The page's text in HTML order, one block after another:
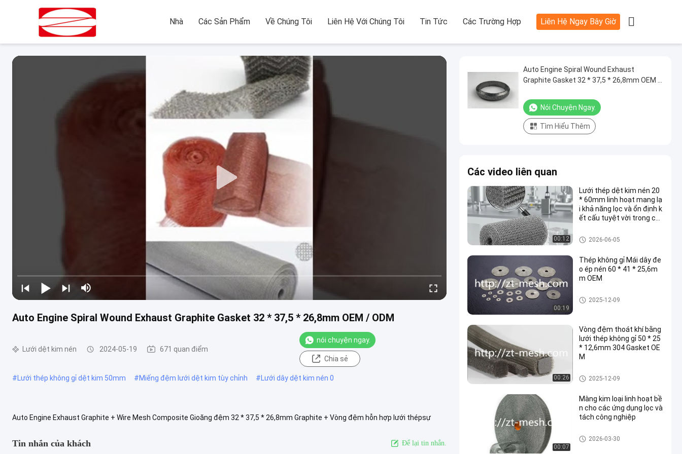
Nhà Các Sản Phẩm Về Chúng Tôi Liên Hệ Với Chúng Tôi Tin Tức Các Trường Hợp Liên Hệ Ngay Bây Giờ 
Auto Engine Spiral Wound Exhaust Graphite Gasket 32 ​​* 37,5 * 26,8mm OEM / ODM
Lưới dệt kim nén 2024-05-19 671 quan điểm
nói chuyện ngay.
Chia sẻ
#Lưới thép không gỉ dệt kim 50mm #Miếng đệm lưới dệt kim tùy chỉnh #Lưới dây dệt kim nén 0
Auto Engine Exhaust Graphite + Wire Mesh Composite Gioăng đệm 32 * 37,5 * 26,8mm Graphite + Vòng đệm hỗn hợp lưới thépsự
Tin nhắn của khách Để lại tin nhắn.
Auto Engine Spiral Wound Exhaust
Graphite Gasket 32 ​​* 37,5 * 26,8mm OEM /
Nói Chuyện Ngay.
Tìm Hiểu Thêm
Các video liên quan
00:12
Lưới thép dệt kim nén 20
* 60mm linh hoạt mang lạ
i khả năng lọc và ổn định k
ết cấu tuyệt vời trong cá
Lưới dệt kim nén
2026-06-05
00:19
Thép không gỉ Mái dây đe
o ép nén 60 * 41 * 25,6m
m OEM
Lưới dệt kim nén
2025-12-09
00:26
Vòng đệm thoát khí bằng
lưới thép không gỉ 50 * 25
* 12,6mm 304 Gasket OE
M
Lưới dệt kim nén
2025-12-09
00:07
Màng kim loại linh hoạt bề
n cho các ứng dụng lọc và
tách công nghiệp
Lưới dệt kim nén
2026-03-30